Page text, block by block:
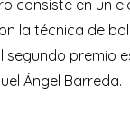
consiste en un
la técnica de
segundo premio
Ángel Barreda.